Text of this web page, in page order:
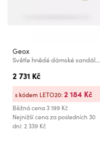
Geox
Světle hnědé dámské sandály Geox New Eraklia 50 T01
2 731 Kč
Běžná cena3 199 Kč
Nejnižší cena za posledních 30
dní: 2 339 Kč
s kódem LETO20:2 184 Kč